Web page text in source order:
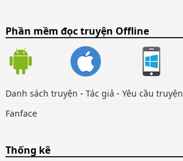
Phần mềm đọc truyện Offline
Danh sách truyện - Tác giả - Yêu cầu truyện
Fanface
Thống kê